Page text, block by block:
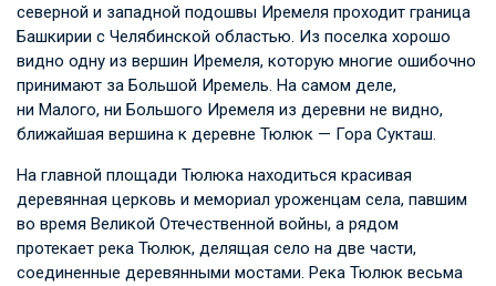
северной и западной подошвы Иремеля проходит граница
Башкирии с Челябинской областью. Из поселка хорошо
видно одну из вершин Иремеля, которую многие ошибочно
принимают за Большой Иремель. На самом деле,
ни Малого, ни Большого Иремеля из деревни не видно,
ближайшая вершина к деревне Тюлюк — Гора Сукташ.
На главной площади Тюлюка находиться красивая
деревянная церковь и мемориал уроженцам села, павшим
во время Великой Отечественной войны, а рядом
протекает река Тюлюк, делящая село на две части,
соединенные деревянными мостами. Река Тюлюк весьма